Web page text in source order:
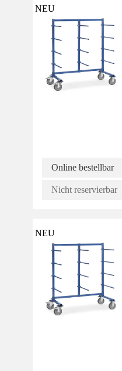
NEU
Online bestellbar
Nicht reservierbar
NEU